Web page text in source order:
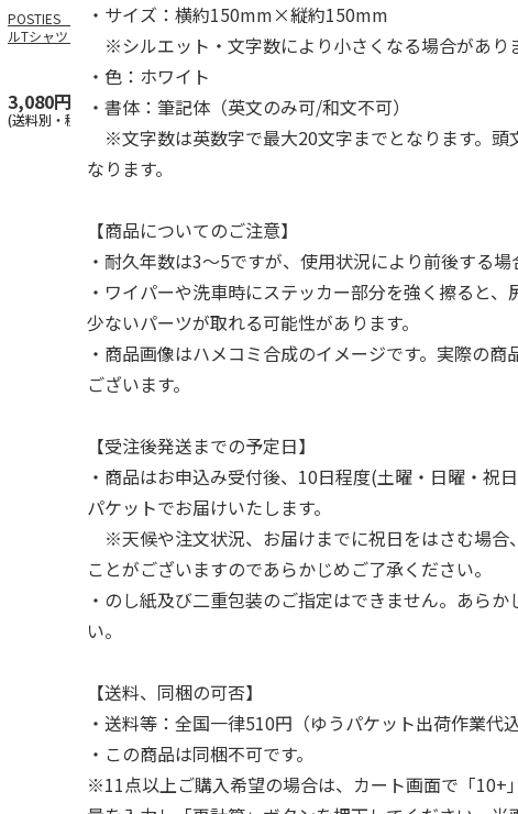
POSTIES オリジナ
ルTシャツ Sサイズ
3,080円
(送料別・税込)
アニメ『ジョジョの
奇妙な冒険 黄金の
風』CITY POP…
5.0（3）
4,939円
(送料別・税込)
コジコジ／ショルダ
ー付きバッグ
1,760円
(送料別・税込)
奇妙な冒険 黄
風』CITY
・サイズ：横約150mm×縦約150mm
※シルエット・文字数により小さくなる場合があり
・色：ホワイト
・書体：筆記体（英文のみ可/和文不可）
※文字数は英数字で最大20文字までとなります。頭
なります。
【商品についてのご注意】
・耐久年数は3～5ですが、使用状況により前後する場
・ワイパーや洗車時にステッカー部分を強く擦ると、
少ないパーツが取れる可能性があります。
・商品画像はハメコミ合成のイメージです。実際の商
ございます。
【受注後発送までの予定日】
・商品はお申込み受付後、10日程度(土曜・日曜・祝
パケットでお届けいたします。
※天候や注文状況、お届けまでに祝日をはさむ場合
ことがございますのであらかじめご了承ください。
・のし紙及び二重包装のご指定はできません。あらか
い。
【送料、同梱の可否】
・送料等：全国一律510円（ゆうパケット出荷作業代込
・この商品は同梱不可です。
※11点以上ご購入希望の場合は、カート画面で「10+